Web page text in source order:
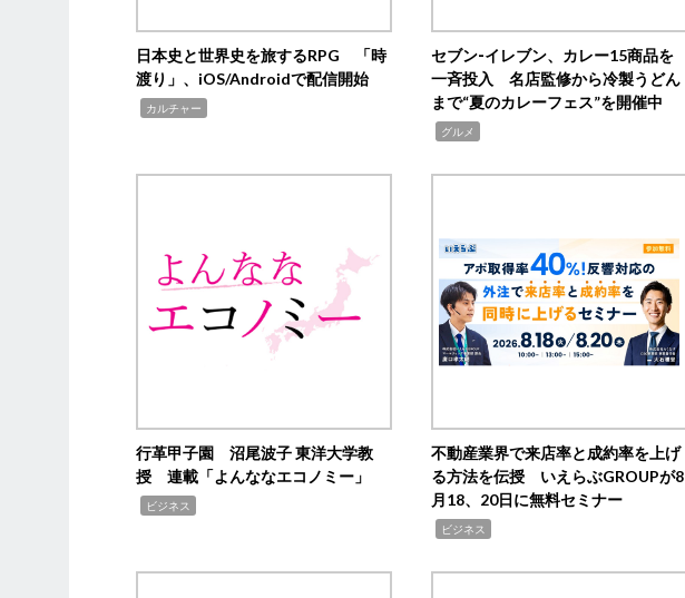
日本史と世界史を旅するRPG 「時
渡り」、iOS/Androidで配信開始
カルチャー
セブン‐イレブン、カレー15商品を
一斉投入 名店監修から冷製うどん
まで“夏のカレーフェス”を開催中
グルメ
行革甲子園 沼尾波子 東洋大学教
授 連載「よんななエコノミー」
ビジネス
不動産業界で来店率と成約率を上げ
る方法を伝授 いえらぶGROUPが8
月18、20日に無料セミナー
ビジネス